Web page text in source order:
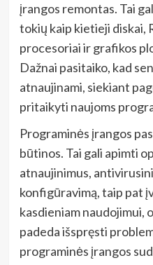
įrangos remontas. Tai
tokių kaip kietieji diskai,
procesoriai ir grafikos
Dažnai pasitaiko, kad
atnaujinami, siekiant
pritaikyti naujoms
Programinės įrangos
būtinos. Tai gali apimti
atnaujinimus,
konfigūravimą, taip pat
kasdieniam naudojimui,
padeda išspręsti
programinės įrangos